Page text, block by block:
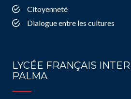
Citoyenneté
Dialogue entre les cultures
LYCÉE FRANÇAIS
PALMA